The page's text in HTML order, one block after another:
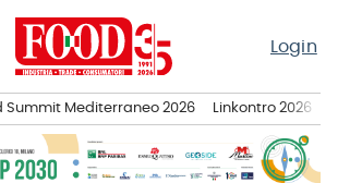
Login
Summit Mediterraneo 2026 Linkontro 2026